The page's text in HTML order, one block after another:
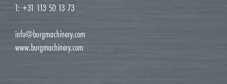
T: +31 113 50 13 73
info@burgmachinery.com
www.burgmachinery.com